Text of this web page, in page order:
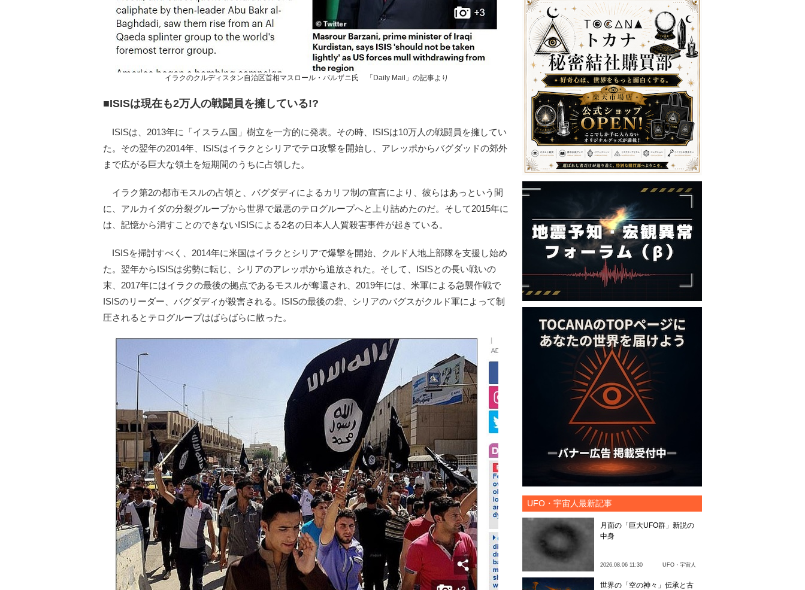
イラクのクルディスタン自治区首相マスロール・バルザニ氏 「Daily Mail」の記事より
■ISISは現在も2万人の戦闘員を擁している!?
ISISは、2013年に「イスラム国」樹立を一方的に発表。その時、ISISは10万人の戦闘員を擁してい
た。その翌年の2014年、ISISはイラクとシリアでテロ攻撃を開始し、アレッポからバグダッドの郊外
まで広がる巨大な領土を短期間のうちに占領した。
イラク第2の都市モスルの占領と、バグダディによるカリフ制の宣言により、彼らはあっという間
に、アルカイダの分裂グループから世界で最悪のテログループへと上り詰めたのだ。そして2015年に
は、記憶から消すことのできないISISによる2名の日本人人質殺害事件が起きている。
ISISを掃討すべく、2014年に米国はイラクとシリアで爆撃を開始、クルド人地上部隊を支援し始め
た。翌年からISISは劣勢に転じ、シリアのアレッポから追放された。そして、ISISとの長い戦いの
末、2017年にはイラクの最後の拠点であるモスルが奪還され、2019年には、米軍による急襲作戦で
ISISのリーダー、バグダディが殺害される。ISISの最後の砦、シリアのバグスがクルド軍によって制
圧されるとテログループはばらばらに散った。
UFO・宇宙人最新記事
月面の「巨大UFO群」新説の
中身
2026.08.06 11:30 UFO・宇宙人
世界の「空の神々」伝承と古